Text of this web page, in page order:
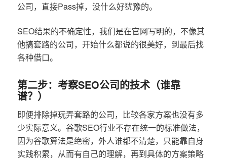
公司，直接Pass掉，没什么好犹豫的。
SEO结果的不确定性，我们是在官网写明的，不像其
他搞套路的公司，开始什么都说的很美好，到最后找
各种借口。
第二步：考察SEO公司的技术（谁靠
谱？）
即便排除掉玩弄套路的公司，比较各家方案也没有多
少实际意义。谷歌SEO行业不存在统一的标准做法，
因为谷歌算法是绝密，外人谁都不清楚，只能靠自身
实践积累，从而有自己的理解，再到具体的方案策略